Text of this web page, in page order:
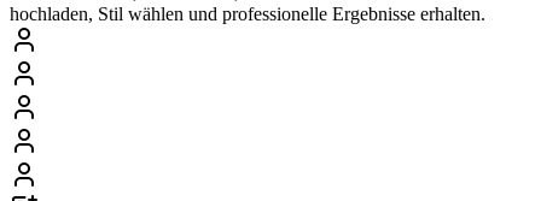
hochladen, Stil wählen und professionelle Ergebnisse erhalten.